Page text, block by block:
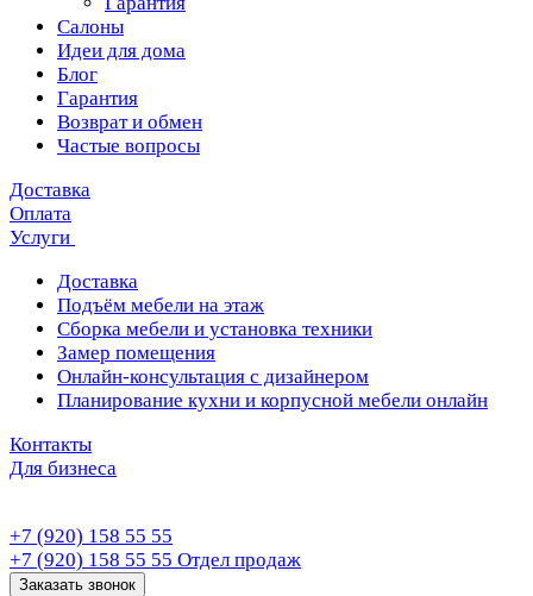
Салоны
Идеи для дома
Блог
Гарантия
Возврат и обмен
Частые вопросы
Доставка
Оплата
Услуги
Доставка
Подъём мебели на этаж
Сборка мебели и установка техники
Замер помещения
Онлайн-консультация с дизайнером
Планирование кухни и корпусной мебели онлайн
Контакты
Для бизнеса
+7 (920) 158 55 55
+7 (920) 158 55 55 Отдел продаж
Заказать звонок